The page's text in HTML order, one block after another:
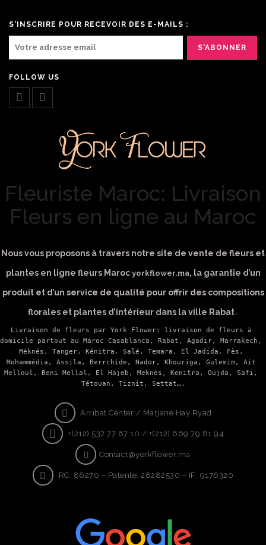
S'INSCRIRE POUR RECEVOIR DES E-MAILS :
FOLLOW US
Fleuriste Maroc: Livraison
Fleurs en ligne au Maroc
Nous vous proposons à travers notre site de vente de fleurs et
plantes en ligne fleurs Maroc yorkflower.ma, la garantie d’un
produit et d’un service de qualité pour offrir des compositions
florales et plantes d’intérieur dans la ville Rabat.
Livraison de fleurs par York Flower: livraison de fleurs à
domicile partout au Maroc Casablanca, Rabat, Agadir, Marrakech,
Méknés, Tanger, Kénitra, Salé, Temara, El Jadida, Fès,
Mohammédia, Assila, Berrchide, Nador, Khouriga, Gulemim, Ait
Melloul, Beni Mellal, El Hajeb, Meknès, Kenitra, Oujda, Safi,
Tétouan, Tiznit, Settat….
Arribat Center / Marjane Hay Ryad
+(212) 537 77 67 10 / +(212) 669 79 81 94
Contact@yorkflower.ma
RC: 86270 – Patente: 28282530 – IF: 9176320